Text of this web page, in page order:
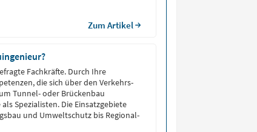
Schnittstelle zwischen theoretischer
Zum Artikel
Fachkräfte. Durch Ihre
die sich über den Verkehrs-
Tunnel- oder Brückenbau
Spezialisten. Die Einsatzgebiete
und Umweltschutz bis Regional-